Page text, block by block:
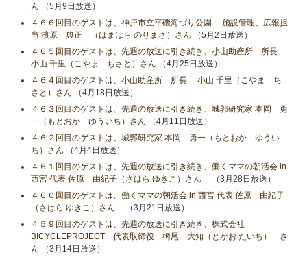
ん （5月9日放送）
４６６回目のゲストは、神戸市立平磯海づり公園 施設管理、広報担
当 濱原 典正 （はまはら のりまさ）さん （5月2日放送）
４６５回目のゲストは、先週の放送に引き続き、小山助産所 所長
小山​ 千里（こやま ちさと）さん （4月25日放送）
４６４回目のゲストは、小山助産所 所長 小山​ 千里（こやま ち
さと）さん （4月18日放送）
４６３回目のゲストは、先週の放送に引き続き、城郭研究家 本岡 勇
一（もとおか ゆういち）さん （4月11日放送）
４６２回目のゲストは、城郭研究家 本岡 勇一（もとおか ゆうい
ち）さん （4月4日放送）
４６１回目のゲストは、先週の放送に引き続き、働くママの朝活会 in
西宮 代表 佐原 由紀子（さはら ゆきこ）さん
（3月28日放送）
４６０回目のゲストは、働くママの朝活会 in 西宮 代表 佐原 由紀子
（さはら ゆきこ）さん
（3月21日放送）
４５９回目のゲストは、先週の放送に引き続き、株式会社
BICYCLEPROJECT 代表取締役 栂尾 大知（とがお たいち） さ
ん （3月14日放送）